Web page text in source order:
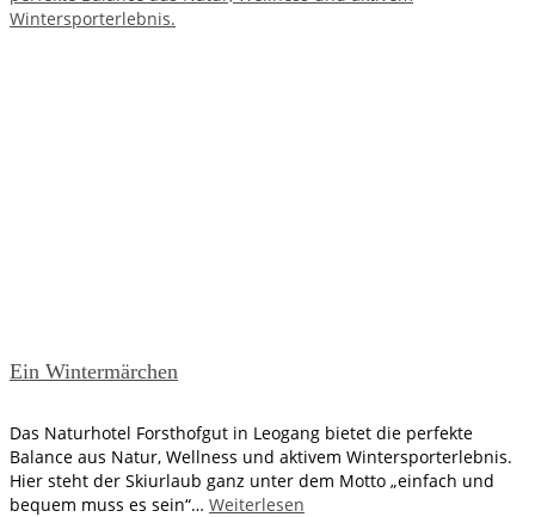
Ein Wintermärchen
Das Naturhotel Forsthofgut in Leogang bietet die perfekte
Balance aus Natur, Wellness und aktivem Wintersporterlebnis.
Hier steht der Skiurlaub ganz unter dem Motto „einfach und
bequem muss es sein“… Weiterlesen